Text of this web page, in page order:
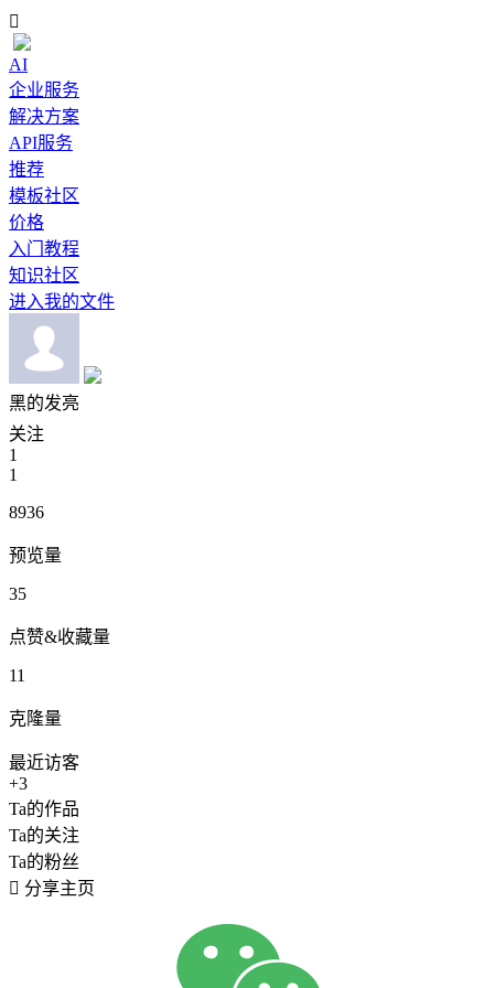

AI
企业服务
解决方案
API服务
推荐
模板社区
价格
入门教程
知识社区
进入我的文件
黑的发亮
关注
1
1
8936
预览量
35
点赞&收藏量
11
克隆量
最近访客
+3
Ta的作品
Ta的关注
Ta的粉丝
 分享主页